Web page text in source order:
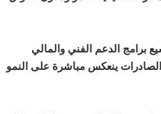
برامج الدعم الفني والمالي
الصادرات ينعكس مباشرة على النمو